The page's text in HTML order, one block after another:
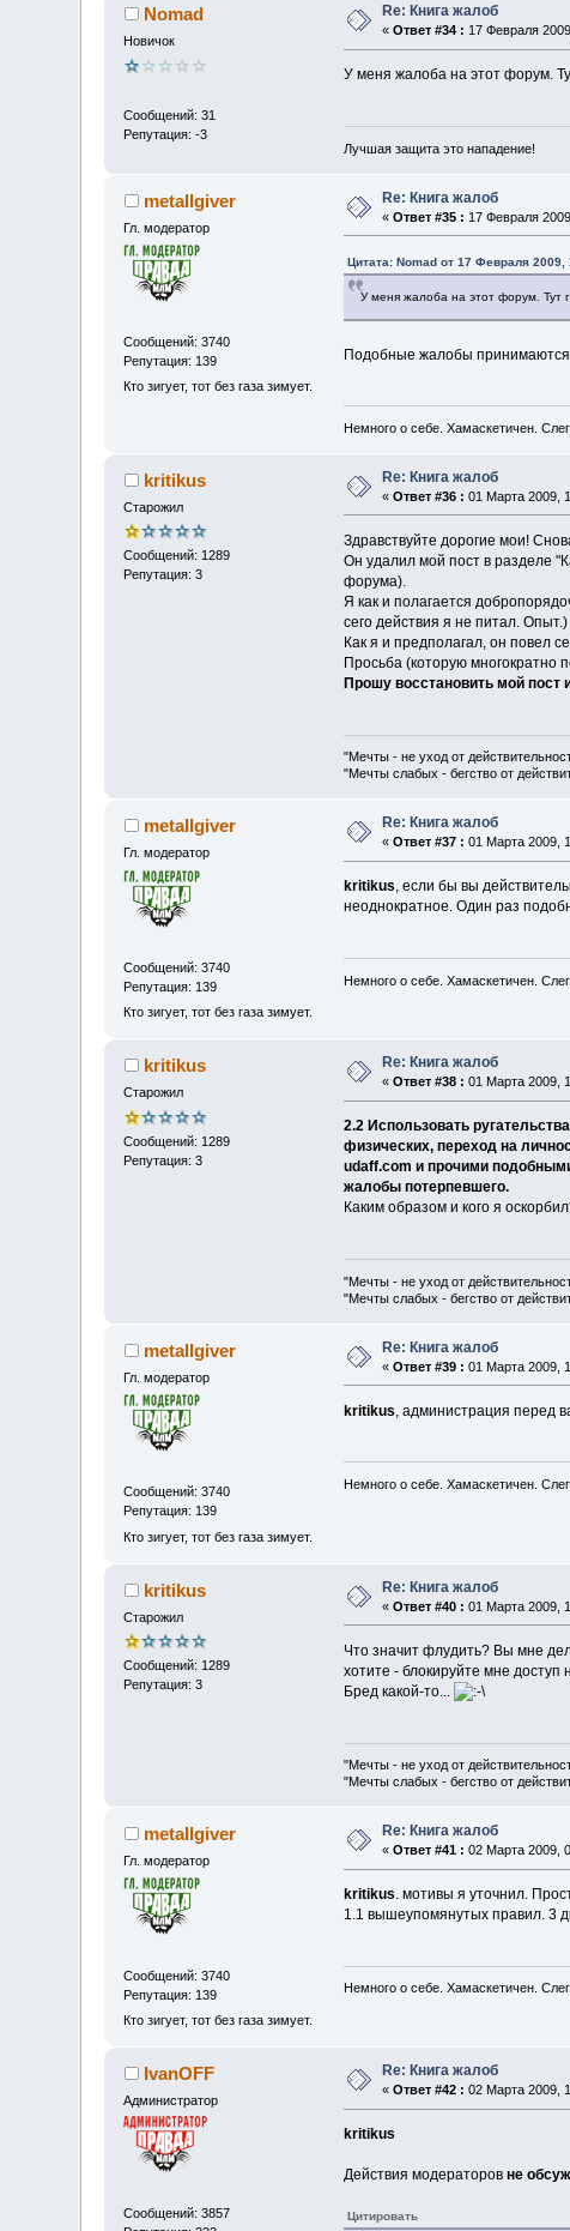
Nomad
Новичок
Сообщений: 31
Репутация: -3
Re: Книга жалоб
«Ответ #34 : 17 Февраля
У меня жалоба на этот форум.
Лучшая защита это нападение!
metallgiver
Гл. модератор
Сообщений: 3740
Репутация: 139
Кто зигует, тот без газа зимует.
Re: Книга жалоб
«Ответ #35 : 17 Февраля
Цитата: Nomad от 17 Февраля 2009,
У меня жалоба на этот форум. Тут
Подобные жалобы принимаются
Немного о себе. Хамаскетичен.
kritikus
Старожил
Сообщений: 1289
Репутация: 3
Re: Книга жалоб
«Ответ #36 : 01 Марта 2009,
Здравствуйте дорогие мои!
Он удалил мой пост в разделе
форума).
Я как и полагается
сего действия я не питал. Опыт.)
Как я и предполагал, он повел
Просьба (которую многократно
Прошу восстановить мой пост
"Мечты - не уход от
"Мечты слабых - бегство от
metallgiver
Гл. модератор
Сообщений: 3740
Репутация: 139
Кто зигует, тот без газа зимует.
Re: Книга жалоб
«Ответ #37 : 01 Марта 2009,
kritikus, если бы вы
неоднократное. Один раз
Немного о себе. Хамаскетичен.
kritikus
Старожил
Сообщений: 1289
Репутация: 3
Re: Книга жалоб
«Ответ #38 : 01 Марта 2009,
2.2 Использовать
физических, переход на
udaff.com и прочими
жалобы потерпевшего.
Каким образом и кого я
"Мечты - не уход от
"Мечты слабых - бегство от
metallgiver
Гл. модератор
Сообщений: 3740
Репутация: 139
Кто зигует, тот без газа зимует.
Re: Книга жалоб
«Ответ #39 : 01 Марта 2009,
kritikus , администрация перед
Немного о себе. Хамаскетичен.
kritikus
Старожил
Сообщений: 1289
Репутация: 3
Re: Книга жалоб
«Ответ #40 : 01 Марта 2009,
Что значит флудить? Вы мне
хотите - блокируйте мне
Бред какой-то...
"Мечты - не уход от
"Мечты слабых - бегство от
metallgiver
Гл. модератор
Сообщений: 3740
Репутация: 139
Кто зигует, тот без газа зимует.
Re: Книга жалоб
«Ответ #41 : 02 Марта 2009,
kritikus. мотивы я уточнил.
1.1 вышеупомянутых правил. 3
Немного о себе. Хамаскетичен.
IvanOFF
Администратор
Сообщений: 3857
Re: Книга жалоб
«Ответ #42 : 02 Марта 2009,
kritikus
Действия модераторов не
Цитировать